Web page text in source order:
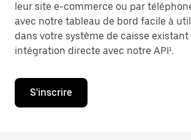
leur site e-commerce ou par
avec notre tableau de bord facile à
dans votre système de caisse
intégration directe avec notre API¹.
S'inscrire